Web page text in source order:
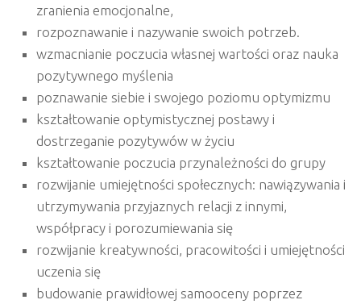
zranienia emocjonalne,
rozpoznawanie i nazywanie swoich potrzeb.
wzmacnianie poczucia własnej wartości oraz nauka
pozytywnego myślenia
poznawanie siebie i swojego poziomu optymizmu
kształtowanie optymistycznej postawy i
dostrzeganie pozytywów w życiu
kształtowanie poczucia przynależności do grupy
rozwijanie umiejętności społecznych: nawiązywania i
utrzymywania przyjaznych relacji z innymi,
współpracy i porozumiewania się
rozwijanie kreatywności, pracowitości i umiejętności
uczenia się
budowanie prawidłowej samooceny poprzez